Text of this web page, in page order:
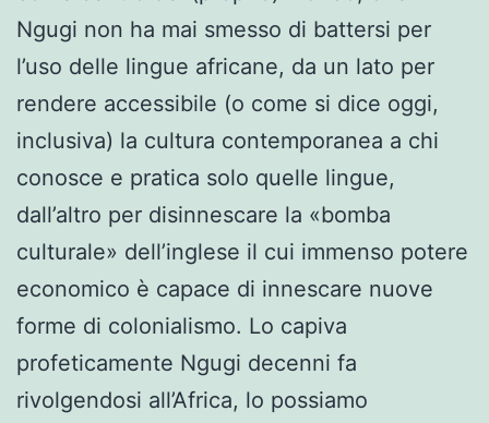
Ngugi non ha mai smesso di battersi per
l’uso delle lingue africane, da un lato per
rendere accessibile (o come si dice oggi,
inclusiva) la cultura contemporanea a chi
conosce e pratica solo quelle lingue,
dall’altro per disinnescare la «bomba
culturale» dell’inglese il cui immenso potere
economico è capace di innescare nuove
forme di colonialismo. Lo capiva
profeticamente Ngugi decenni fa
rivolgendosi all’Africa, lo possiamo